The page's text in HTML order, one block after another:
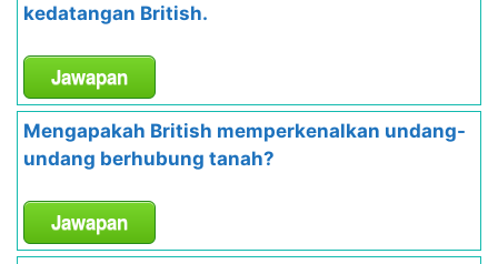
kedatangan British.
Jawapan
Mengapakah British memperkenalkan undang-
undang berhubung tanah?
Jawapan